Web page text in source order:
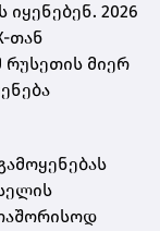
2026
თან
მიერ